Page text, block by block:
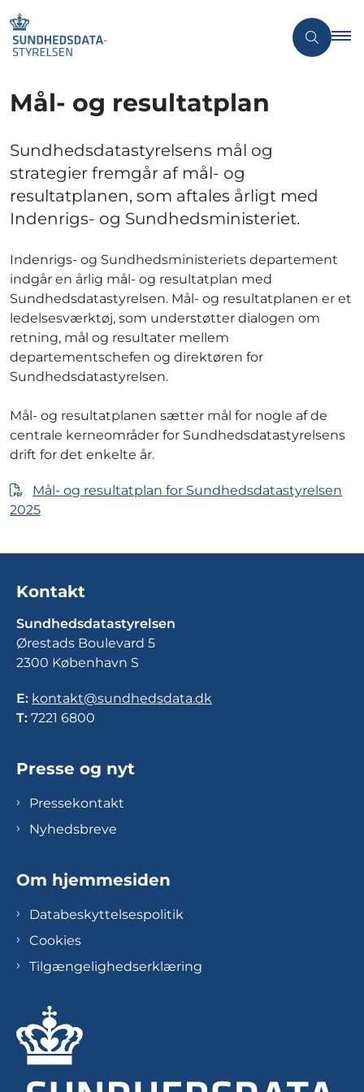
Mål- og resultatplan
Sundhedsdatastyrelsens mål og
strategier fremgår af mål- og
resultatplanen, som aftales årligt med
Indenrigs- og Sundhedsministeriet.
Indenrigs- og Sundhedsministeriets departement
indgår en årlig mål- og resultatplan med
Sundhedsdatastyrelsen. Mål- og resultatplanen er et
ledelsesværktøj, som understøtter dialogen om
retning, mål og resultater mellem
departementschefen og direktøren for
Sundhedsdatastyrelsen.
Mål- og resultatplanen sætter mål for nogle af de
centrale kerneområder for Sundhedsdatastyrelsens
drift for det enkelte år.
Mål- og resultatplan for Sundhedsdatastyrelsen
2025
Kontakt
Sundhedsdatastyrelsen
Ørestads Boulevard 5
2300 København S
E: kontakt@sundhedsdata.dk
T: 7221 6800
Presse og nyt
Pressekontakt
Nyhedsbreve
Om hjemmesiden
Databeskyttelsespolitik
Cookies
Tilgængelighedserklæring